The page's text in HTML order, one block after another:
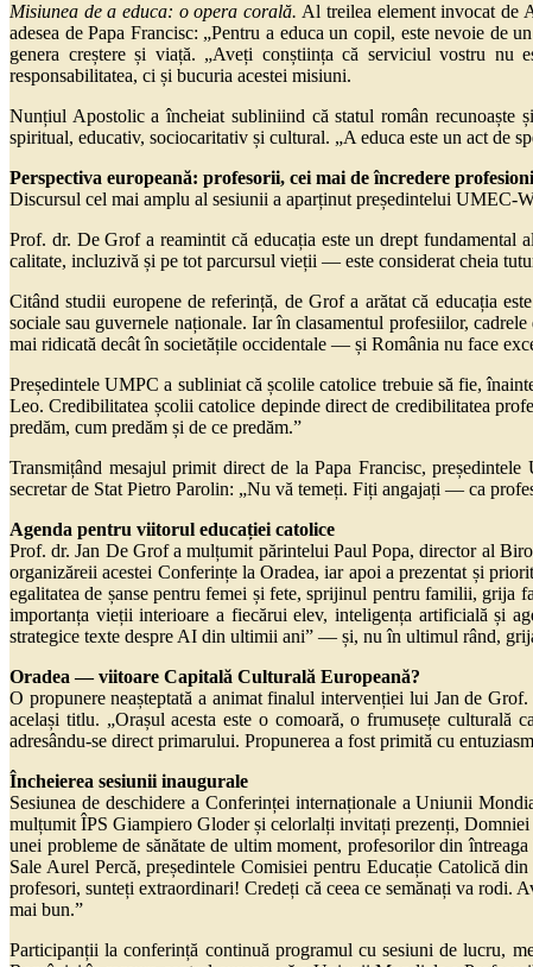
Misiunea de a educa: o opera corală. Al treilea element invocat de
adesea de Papa Francisc: „Pentru a educa un copil, este nevoie de
genera creștere și viață. „Aveți conștiința că serviciul vostru
responsabilitatea, ci și bucuria acestei misiuni.
Nunțiul Apostolic a încheiat subliniind că statul român recunoaște
spiritual, educativ, sociocaritativ și cultural. „A educa este un act de
Perspectiva europeană: profesorii, cei mai de încredere
Discursul cel mai amplu al sesiunii a aparținut președintelui UMEC-
Prof. dr. De Grof a reamintit că educația este un drept
calitate, incluzivă și pe tot parcursul vieții — este considerat cheia
Citând studii europene de referință, de Grof a arătat că educația
sociale sau guvernele naționale. Iar în clasamentul profesiilor,
mai ridicată decât în societățile occidentale — și România nu face
Președintele UMPC a subliniat că școlile catolice trebuie să fie,
Leo. Credibilitatea școlii catolice depinde direct de credibilitatea
predăm, cum predăm și de ce predăm.”
Transmițând mesajul primit direct de la Papa Francisc,
secretar de Stat Pietro Parolin: „Nu vă temeți. Fiți angajați — ca
Agenda pentru viitorul educației catolice
Prof. dr. Jan De Grof a mulțumit părintelui Paul Popa, director al
organizăreii acestei Conferințe la Oradea, iar apoi a prezentat și
egalitatea de șanse pentru femei și fete, sprijinul pentru familii, grija
importanța vieții interioare a fiecărui elev, inteligența artificială și
strategice texte despre AI din ultimii ani” — și, nu în ultimul rând,
Oradea — viitoare Capitală Culturală Europeană?
O propunere neașteptată a animat finalul intervenției lui Jan de
același titlu. „Orașul acesta este o comoară, o frumusețe
adresându-se direct primarului. Propunerea a fost primită cu
Încheierea sesiunii inaugurale
Sesiunea de deschidere a Conferinței internaționale a Uniunii
mulțumit ÎPS Giampiero Gloder și celorlalți invitați prezenți, Domniei
unei probleme de sănătate de ultim moment, profesorilor din
Sale Aurel Percă, președintele Comisiei pentru Educație Catolică
profesori, sunteți extraordinari! Credeți că ceea ce semănați va
mai bun.”
Participanții la conferință continuă programul cu sesiuni de lucru,